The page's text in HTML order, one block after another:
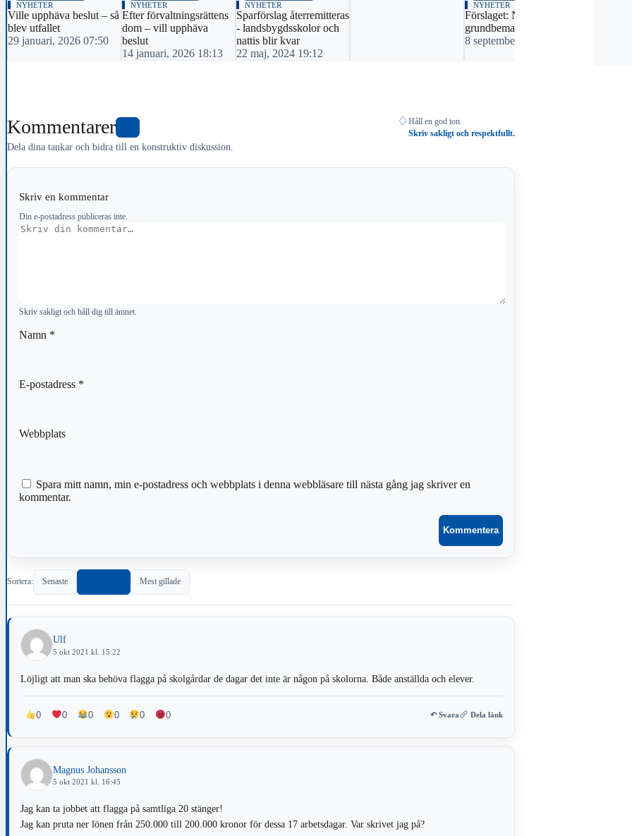
NYHETER
Ville upphäva beslut – så
blev utfallet
29 januari, 2026 07:50
NYHETER
Efter förvaltningsrättens
dom – vill upphäva
beslut
14 januari, 2026 18:13
NYHETER
Sparförslag återremitteras
- landsbygdsskolor och
nattis blir kvar
22 maj, 2024 19:12
NYHETER
Förslaget: Nej till ökad
grundbemanning
8 september, 2023 07:03
Kommentarer
Dela dina tankar och bidra till en konstruktiv diskussion.
♢ Håll en god ton.
Skriv sakligt och respektfullt.
Skriv en kommentar
Din e-postadress publiceras inte.
Kommentar
Skriv sakligt och håll dig till ämnet.
Namn *
E-postadress *
Webbplats
Spara mitt namn, min e-postadress och webbplats i denna webbläsare till nästa gång jag skriver en
kommentar.
Sortera: Senaste Mest gillade
Ulf
5 okt 2021 kl. 15:22
Löjligt att man ska behöva flagga på skolgårdar de dagar det inte är någon på skolorna. Både anställda och elever.
0 0 0 0 0 0 ↶ Svara Dela länk
Magnus Johansson
5 okt 2021 kl. 16:45
Jag kan ta jobbet att flagga på samtliga 20 stänger!
Jag kan pruta ner lönen från 250.000 till 200.000 kronor för dessa 17 arbetsdagar. Var skrivet jag på?